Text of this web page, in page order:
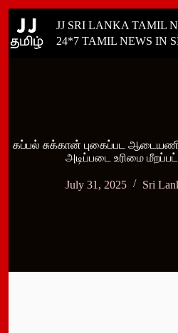
content
JJ SRI LANKA TAMIL
24*7 TAMIL NEWS IN
கப்பல் சுக்கான் புகைப்பட
அடிப்படை உரிமை
July 31, 2025 Sri